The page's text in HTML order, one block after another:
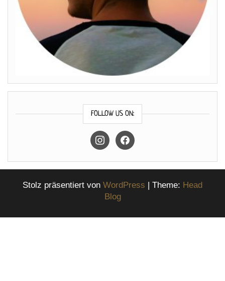
FOLLOW US ON:
instagramfacebook
Stolz präsentiert von WordPress | Theme: Head
Blog